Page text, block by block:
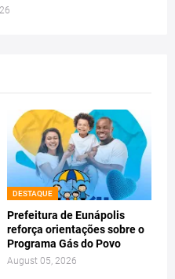
DESTAQUE
Prefeitura de Eunápolis
reforça orientações sobre o
Programa Gás do Povo
August 05, 2026